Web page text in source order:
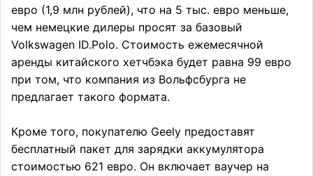
евро (1,9 млн рублей), что на 5 тыс. евро меньше,
чем немецкие дилеры просят за базовый
Volkswagen ID.Polo. Стоимость ежемесячной
аренды китайского хетчбэка будет равна 99 евро
при том, что компания из Вольфсбурга не
предлагает такого формата.
Кроме того, покупателю Geely предоставят
бесплатный пакет для зарядки аккумулятора
стоимостью 621 евро. Он включает ваучер на